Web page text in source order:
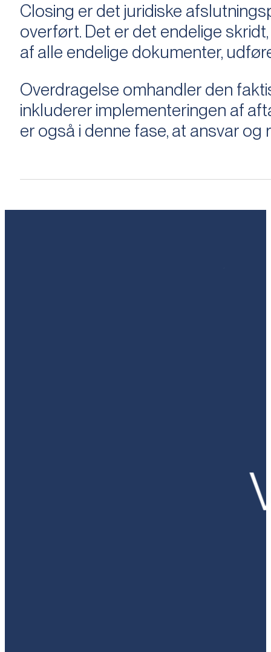
Closing er det juridiske
overført. Det er det endelige
af alle endelige dokumenter,
Overdragelse omhandler den
inkluderer implementeringen af
er også i denne fase, at ansvar